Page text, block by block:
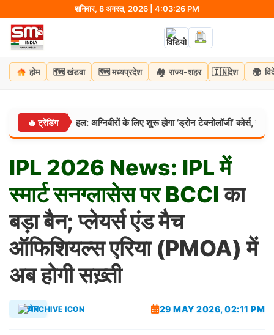
content
शनिवार, 8 अगस्त, 2026 | 4:03:27 PM
होम 🗺️ खंडवा 🗺️ मध्यप्रदेश 🏘️ राज्य-शहर 🇮🇳देश 🌍
🔥 ट्रेंडिंग
की नई पहल: अग्निवीरों के लिए शुरू होगा ‘ड्रोन टेक्नोलॉजी’ कोर्स, नौकरी के साथ
IPL 2026 News: IPL में
स्मार्टसनग्लासेसपर BCCIका
बड़ा बैन; प्लेयर्स एंड मैच
ऑफिशियल्स एरिया (PMOA) में
अब होगी सख़्ती
खेल 29 MAY 2026, 02:11 PM